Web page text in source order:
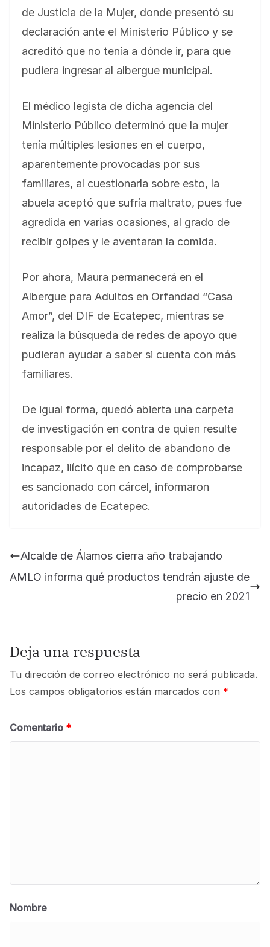
de Justicia de la Mujer, donde presentó su
declaración ante el Ministerio Público y se
acreditó que no tenía a dónde ir, para que
pudiera ingresar al albergue municipal.
El médico legista de dicha agencia del
Ministerio Público determinó que la mujer
tenía múltiples lesiones en el cuerpo,
aparentemente provocadas por sus
familiares, al cuestionarla sobre esto, la
abuela aceptó que sufría maltrato, pues fue
agredida en varias ocasiones, al grado de
recibir golpes y le aventaran la comida.
Por ahora, Maura permanecerá en el
Albergue para Adultos en Orfandad “Casa
Amor”, del DIF de Ecatepec, mientras se
realiza la búsqueda de redes de apoyo que
pudieran ayudar a saber si cuenta con más
familiares.
De igual forma, quedó abierta una carpeta
de investigación en contra de quien resulte
responsable por el delito de abandono de
incapaz, ilícito que en caso de comprobarse
es sancionado con cárcel, informaron
autoridades de Ecatepec.
Alcalde de Álamos cierra año trabajando
AMLO informa qué productos tendrán ajuste de
precio en 2021
Deja una respuesta
Tu dirección de correo electrónico no será publicada.
Los campos obligatorios están marcados con *
Comentario *
Nombre